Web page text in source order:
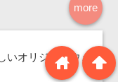
more
いオリジナルウェア
arrowup
home